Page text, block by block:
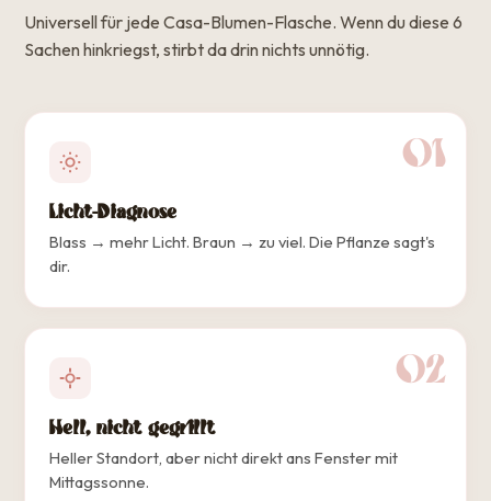
Universell für jede Casa-Blumen-Flasche. Wenn du diese 6
Sachen hinkriegst, stirbt da drin nichts unnötig.
01
Licht-Diagnose
Blass → mehr Licht. Braun → zu viel. Die Pflanze sagt's
dir.
02
Hell, nicht gegrillt
Heller Standort, aber nicht direkt ans Fenster mit
Mittagssonne.